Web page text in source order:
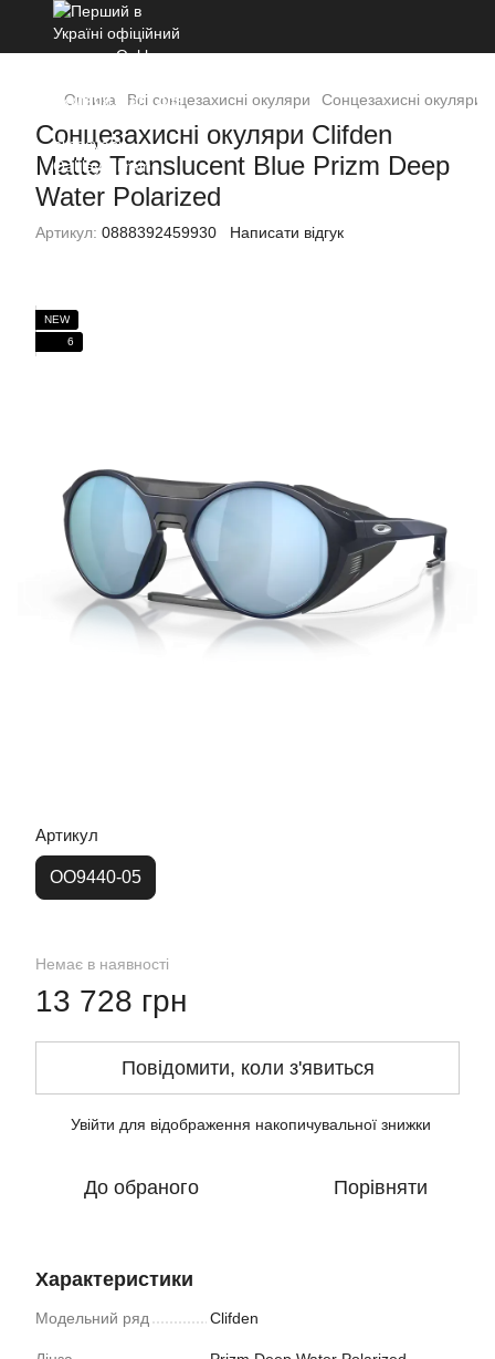
Оптика Всі сонцезахисні окуляри Сонцезахисні
Сонцезахисні окуляри Clifden
Matte Translucent Blue Prizm Deep
Water Polarized
Артикул: 0888392459930 Написати відгук
NEW
6
Артикул
OO9440-05
Немає в наявності
13 728 грн
Повідомити, коли з'явиться
Увійти для відображення накопичувальної знижки
До обраного Порівняти
Характеристики
Модельний ряд Clifden